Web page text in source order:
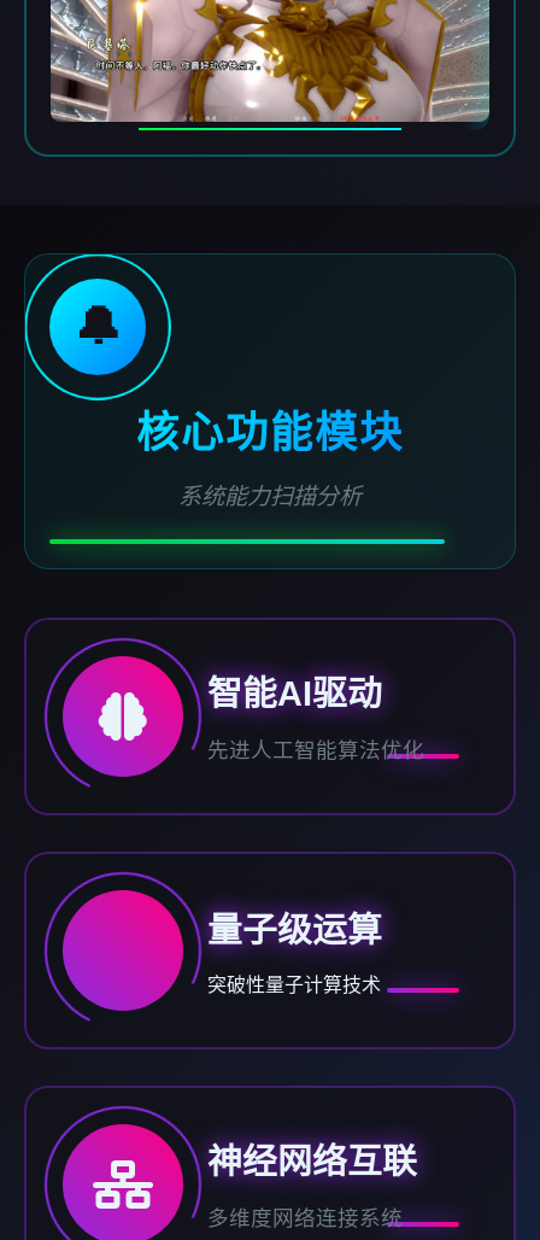
🔔
核心功能模块
系统能力扫描分析
智能AI驱动
先进人工智能算法优化
量子级运算
突破性量子计算技术
神经网络互联
多维度网络连接系统